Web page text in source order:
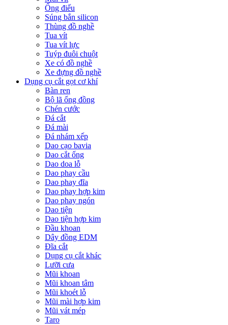
Ống điếu
Súng bắn silicon
Thùng đồ nghề
Tua vít
Tua vít lực
Tuýp đuôi chuột
Xe có đồ nghề
Xe đựng đồ nghề
Dụng cụ cắt gọt cơ khí
Bàn ren
Bộ lã ống đồng
Chén cước
Đá cắt
Đá mài
Đá nhám xếp
Dao cạo bavia
Dao cắt ống
Dao doa lỗ
Dao phay cầu
Dao phay đĩa
Dao phay hợp kim
Dao phay ngón
Dao tiện
Dao tiện hợp kim
Đầu khoan
Dây đồng EDM
Đĩa cắt
Dụng cụ cắt khác
Lưỡi cưa
Mũi khoan
Mũi khoan tâm
Mũi khoét lỗ
Mũi mài hợp kim
Mũi vát mép
Taro